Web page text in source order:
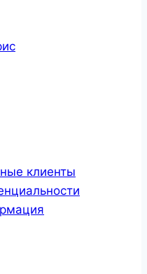
клиенты